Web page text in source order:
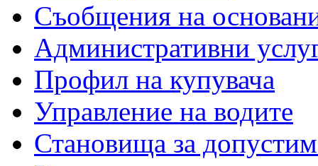
Съобщения на
Административни
Профил на купувача
Управление на водите
Становища за